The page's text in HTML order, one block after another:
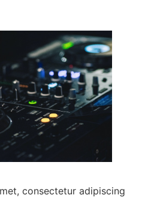
consectetur adipiscing